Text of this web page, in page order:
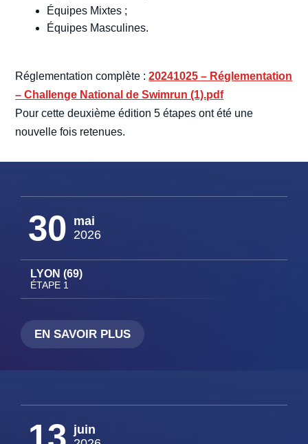
Équipes Mixtes ;
Équipes Masculines.
Réglementation complète :20241025 – Réglementation
– Challenge National de Swimrun (1).pdf
Pour cette deuxième édition 5 étapes ont été une
nouvelle fois retenues.
30 mai
2026
LYON (69)
ÉTAPE 1
EN SAVOIR PLUS
juin